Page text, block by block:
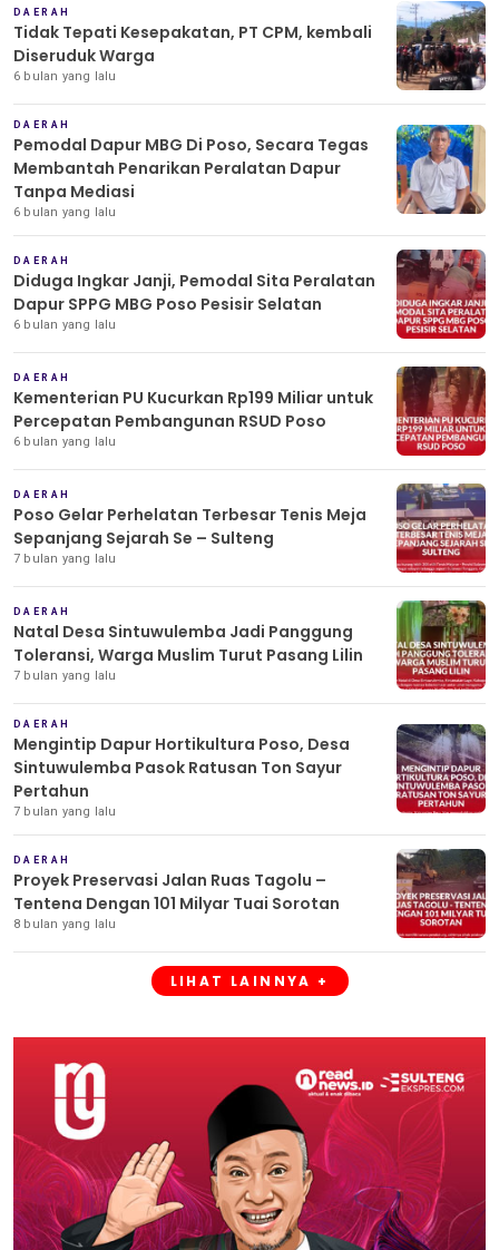
DAERAH
Tidak Tepati Kesepakatan, PT CPM, kembali
Diseruduk Warga
6 bulan yang lalu
DAERAH
Pemodal Dapur MBG Di Poso, Secara Tegas
Membantah Penarikan Peralatan Dapur
Tanpa Mediasi
6 bulan yang lalu
DAERAH
Diduga Ingkar Janji, Pemodal Sita Peralatan
Dapur SPPG MBG Poso Pesisir Selatan
6 bulan yang lalu
DAERAH
Kementerian PU Kucurkan Rp199 Miliar untuk
Percepatan Pembangunan RSUD Poso
6 bulan yang lalu
DAERAH
Poso Gelar Perhelatan Terbesar Tenis Meja
Sepanjang Sejarah Se – Sulteng
7 bulan yang lalu
DAERAH
Natal Desa Sintuwulemba Jadi Panggung
Toleransi, Warga Muslim Turut Pasang Lilin
7 bulan yang lalu
DAERAH
Mengintip Dapur Hortikultura Poso, Desa
Sintuwulemba Pasok Ratusan Ton Sayur
Pertahun
7 bulan yang lalu
DAERAH
Proyek Preservasi Jalan Ruas Tagolu –
Tentena Dengan 101 Milyar Tuai Sorotan
8 bulan yang lalu
LIHAT LAINNYA +